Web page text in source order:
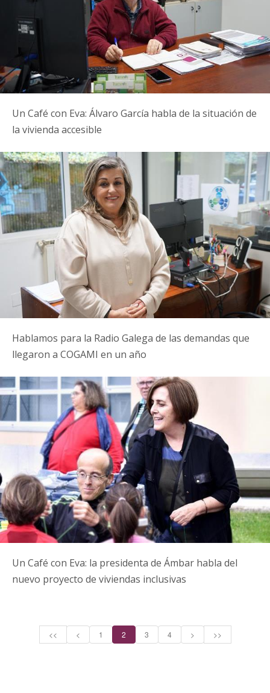
Un Café con Eva: Álvaro García habla de la situación de
la vivienda accesible
Hablamos para la Radio Galega de las demandas que
llegaron a COGAMI en un año
Un Café con Eva: la presidenta de Ámbar habla del
nuevo proyecto de viviendas inclusivas
<< < 1 2 3 4 > >>